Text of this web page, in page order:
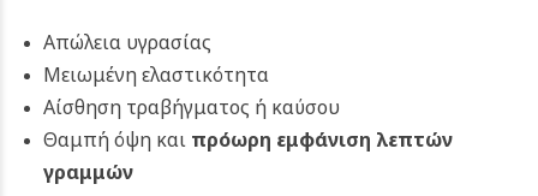
Απώλεια υγρασίας
Μειωμένη ελαστικότητα
Αίσθηση τραβήγματος ή καύσου
Θαμπή όψη και πρόωρη εμφάνιση λεπτών
γραμμών